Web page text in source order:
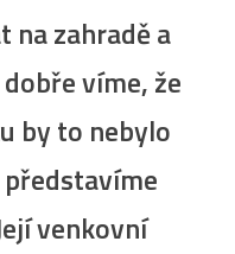
na zahradě a
víme, že
by to nebylo
venkovní